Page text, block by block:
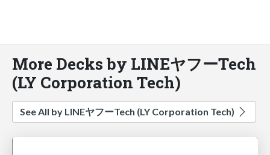
More Decks by LINEヤフーTech
(LY Corporation Tech)
See All by LINEヤフーTech (LY Corporation Tech)